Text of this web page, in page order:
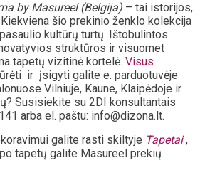
by Masureel (Belgija) – tai istorijos,
šio prekinio ženklo kolekcija
kultūrų turtų. Ištobulintos
struktūros ir visuomet
tapetų vizitinė kortelė. Visus
ir įsigyti galite e. parduotuvėje
Vilniuje, Kaune, Klaipėdoje ir
Susisiekite su 2DI konsultantais
arba el. paštu: info@dizona.lt.
galite rasti skiltyje Tapetai ,
tapetų galite Masureel prekių